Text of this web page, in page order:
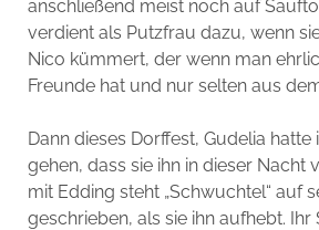
anschließend meist noch auf
verdient als Putzfrau dazu, wenn
Nico kümmert, der wenn man
Freunde hat und nur selten aus
Dann dieses Dorffest, Gudelia
gehen, dass sie ihn in dieser Nacht
mit Edding steht „Schwuchtel“ auf
geschrieben, als sie ihn aufhebt. Ihr